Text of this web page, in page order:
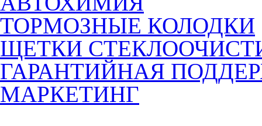
ТОРМОЗНЫЕ КОЛОДКИ
ЩЕТКИ
ГАРАНТИЙНАЯ
МАРКЕТИНГ